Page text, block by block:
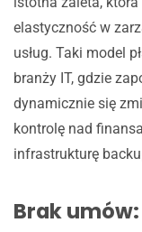
elastyczność w
usług. Taki model
branży IT, gdzie
dynamicznie się
kontrolę nad
infrastrukturę
Brak